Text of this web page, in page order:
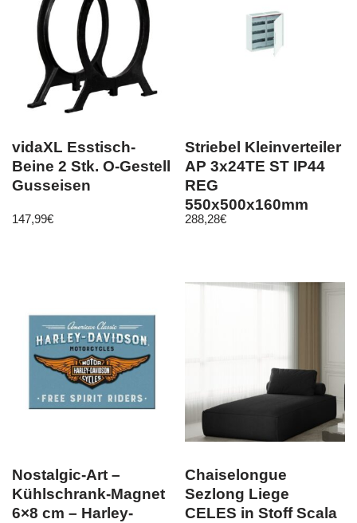
vidaXL Esstisch-
Beine 2 Stk. O-Gestell
Gusseisen
147,99€
Striebel Kleinverteiler
AP 3x24TE ST IP44
REG
550x500x160mm
ET135,1mm geschl
288,28€
Nostalgic-Art –
Kühlschrank-Magnet
6×8 cm – Harley-
Chaiselongue
Sezlong Liege
CELES in Stoff Scala